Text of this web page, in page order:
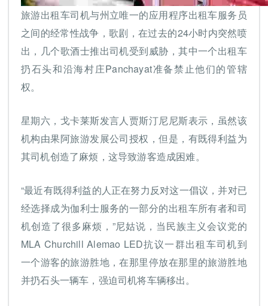
旅游出租车司机与州立唯一的应用程序出租车服务员
之间的经常性战争，歌剧，在过去的24小时内突然喷
出，几个歌酒士推出司机受到威胁，其中一个出租车
扔石头和沿海村庄Panchayat准备禁止他们的管辖
权。
星期六，戈卡莱斯发言人贾斯汀尼尼斯表示，虽然该
机构由果阿旅游发展公司授权，但是，有既得利益为
其司机创造了麻烦，这导致游客造成困难。
“最近有既得利益的人正在努力反对这一倡议，并对已
经选择成为伽利士服务的一部分的出租车所有者和司
机创造了很多麻烦，”尼姑说，当民族主义会议党的
MLA Churchill Alemao LED抗议一群出租车司机到
一个游客的旅游胜地，在那里停放在那里的旅游胜地
并扔石头一辆车，强迫司机将车辆移出。